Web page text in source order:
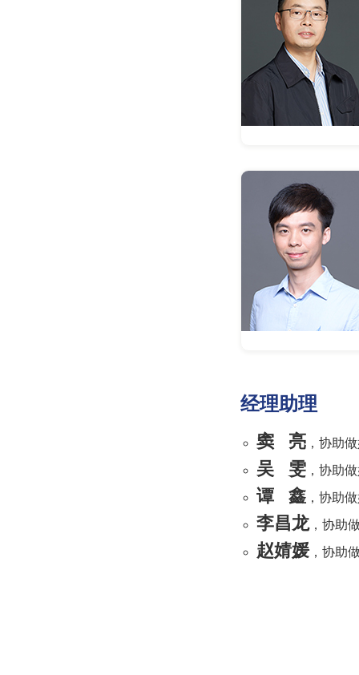
经理助理
窦 亮 ， 协助
吴 雯 ，协助
谭 鑫 ，协助
李昌龙，协助
赵婧媛，协助